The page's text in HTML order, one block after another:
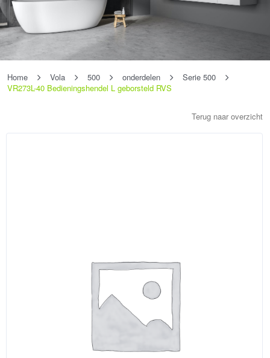
Home Vola 500 onderdelen
Serie 500
VR273L-40 Bedieningshendel L geborsteld RVS
Terug naar overzicht